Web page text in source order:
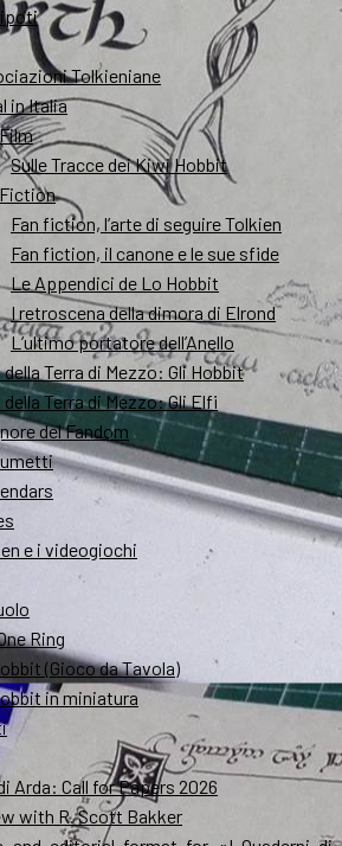
Tolkieniane
in Italia
Sulle Tracce dei Kiwi Hobbit
Fan fiction, l’arte di seguire Tolkien
Fan fiction, il canone e le sue sfide
Le Appendici de Lo Hobbit
I retroscena della dimora di Elrond
L’ultimo portatore dell’Anello
Terra di Mezzo: Gli Hobbit
Terra di Mezzo: Gli Elfi
del Fandom
e i videogiochi
Ring
(Gioco da Tavola)
in miniatura
Arda: Call for Papers 2026
with R. Scott Bakker